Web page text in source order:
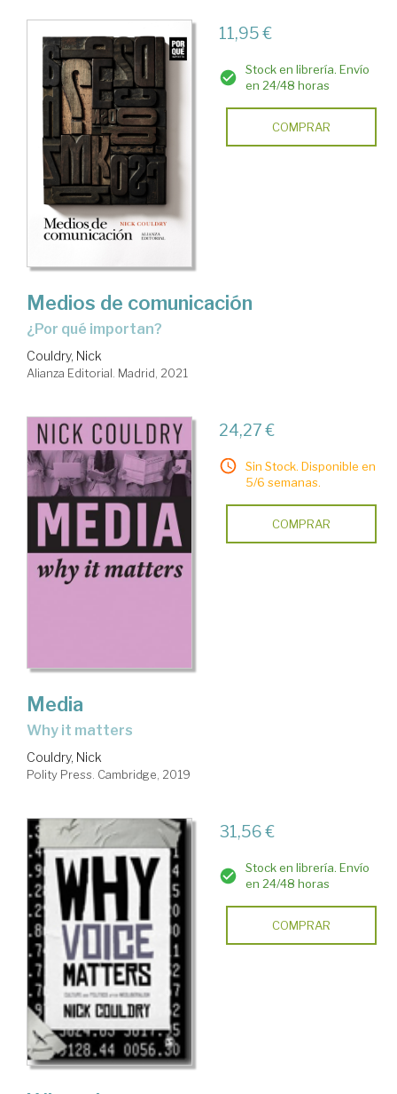
11,95 €
Stock en librería. Envío
en 24/48 horas
COMPRAR
Medios de comunicación
¿Por qué importan?
Couldry, Nick
Alianza Editorial. Madrid, 2021
24,27 €
Sin Stock. Disponible en
5/6 semanas.
COMPRAR
Media
why it matters
Couldry, Nick
Polity Press. Cambridge, 2019
31,56 €
Stock en librería. Envío
en 24/48 horas
COMPRAR